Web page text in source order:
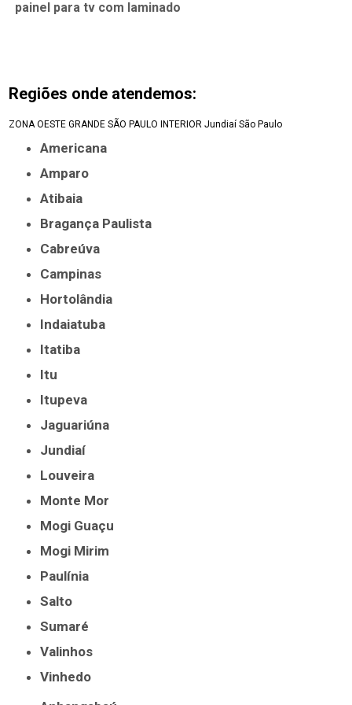
painel para tv com laminado
Regiões onde atendemos:
ZONA OESTE GRANDE SÃO PAULO INTERIOR Jundiaí São Paulo
Americana
Amparo
Atibaia
Bragança Paulista
Cabreúva
Campinas
Hortolândia
Indaiatuba
Itatiba
Itu
Itupeva
Jaguariúna
Jundiaí
Louveira
Monte Mor
Mogi Guaçu
Mogi Mirim
Paulínia
Salto
Sumaré
Valinhos
Vinhedo